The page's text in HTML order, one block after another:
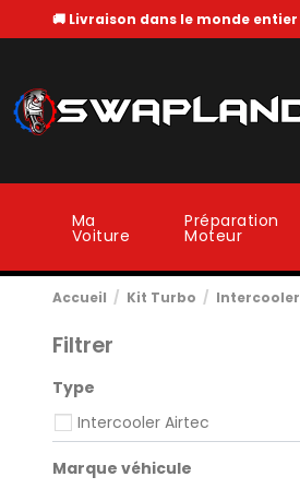
🚚 Livraison dans le monde entier
Ma
Voiture
Préparation
Moteur
Accueil Kit Turbo Intercooler
Filtrer
Type
Intercooler Airtec
Marque véhicule